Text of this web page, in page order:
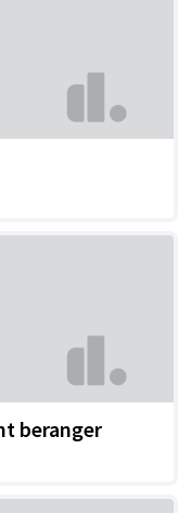
beranger